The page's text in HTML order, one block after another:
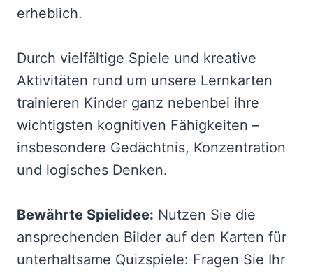
erheblich.
Durch vielfältige Spiele und kreative
Aktivitäten rund um unsere Lernkarten
trainieren Kinder ganz nebenbei ihre
wichtigsten kognitiven Fähigkeiten –
insbesondere Gedächtnis, Konzentration
und logisches Denken.
Bewährte Spielidee: Nutzen Sie die
ansprechenden Bilder auf den Karten für
unterhaltsame Quizspiele: Fragen Sie Ihr